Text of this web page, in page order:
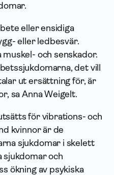
eller ensidiga
eller ledbesvär.
och senskador.
det vill
ut ersättning för, är
sa Anna Weigelt.
för vibrations- och
kvinnor är de
sjukdomar i skelett
sjukdomar och
ökning av psykiska